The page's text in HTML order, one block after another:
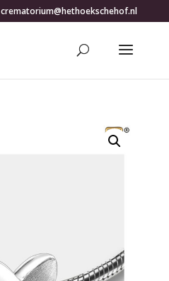
crematorium@hethoekschehof.nl